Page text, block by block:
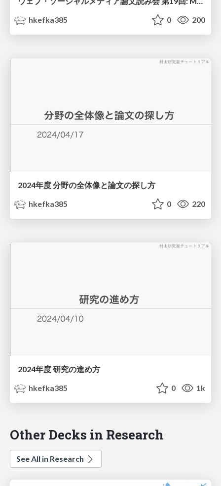
hkefka385
0 200
2024年度 分野の全体像と論文の探し方
hkefka385
0 220
2024年度 研究の進め方
hkefka385
0 1k
Other Decks in Research
See All in Research